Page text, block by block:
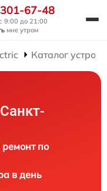
67-48
9:00 до 21:00
мне утром
Каталог
по
в день